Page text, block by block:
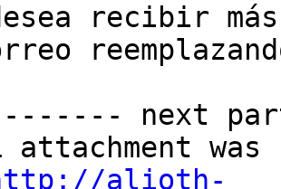
recibir
next
attachment
alioth-